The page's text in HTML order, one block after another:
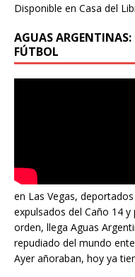
Disponible en Casa del
AGUAS ARGENTINAS:
FÚTBOL
en Las Vegas,
expulsados del Caño 14
orden, llega Aguas
repudiado del mundo
Ayer añoraban, hoy ya